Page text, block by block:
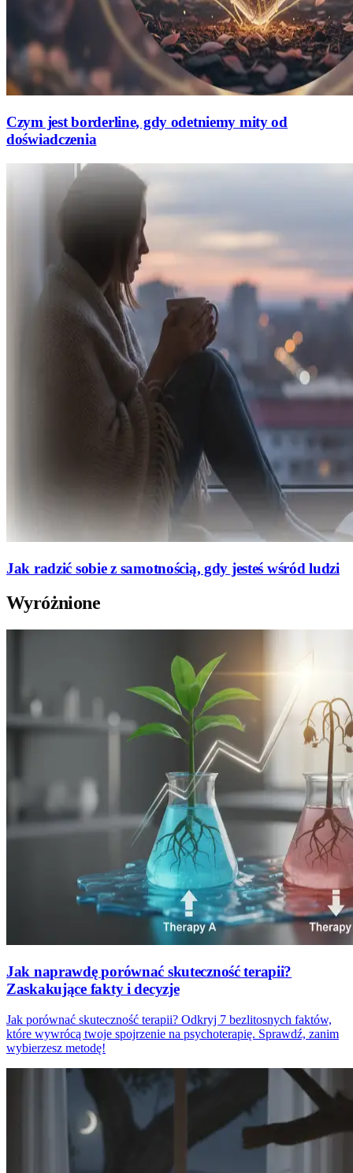
Czym jest borderline, gdy odetniemy mity od
doświadczenia
Jak radzić sobie z samotnością, gdy jesteś wśród ludzi
Wyróżnione
Jak naprawdę porównać skuteczność terapii?
Zaskakujące fakty i decyzje
Jak porównać skuteczność terapii? Odkryj 7 bezlitosnych faktów,
które wywrócą twoje spojrzenie na psychoterapię. Sprawdź, zanim
wybierzesz metodę!